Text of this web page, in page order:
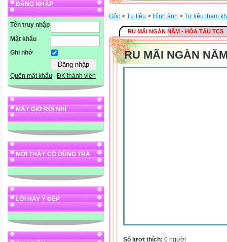
ĐĂNG NHẬP
Tên truy nhập
Mật khẩu
Ghi nhớ
Quên mật khẩu ĐK thành viên
MẤY GIỜ RỒI NHỈ
MỜI THẦY CÔ DÙNG TRÀ
LỜI HAY Ý ĐẸP
Gốc > Tư liệu > Hình ảnh > Tư liệu tham
RU MÃI NGÀN NĂM - HÒA TẤU TCS
RU MÃI NGÀN
Số lượt thích: 0 người